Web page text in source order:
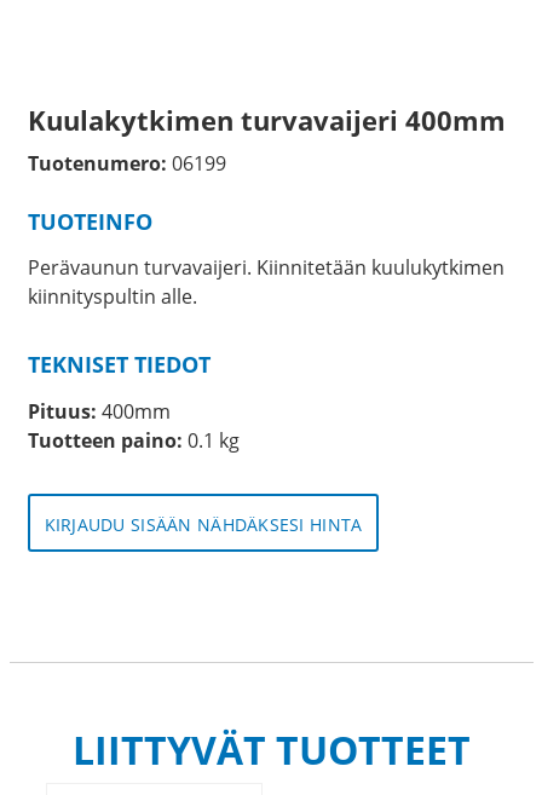
Kuulakytkimen turvavaijeri 400mm
Tuotenumero: 06199
TUOTEINFO
Perävaunun turvavaijeri. Kiinnitetään kuulukytkimen
kiinnityspultin alle.
TEKNISET TIEDOT
Pituus: 400mm
Tuotteen paino: 0.1 kg
KIRJAUDU SISÄÄN NÄHDÄKSESI HINTA
LIITTYVÄT TUOTTEET